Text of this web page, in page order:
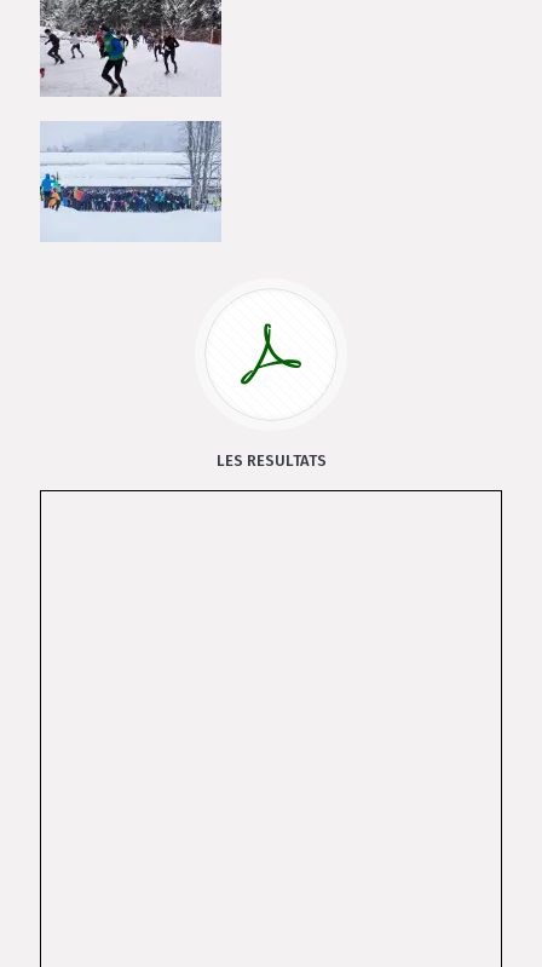
LES RESULTATS